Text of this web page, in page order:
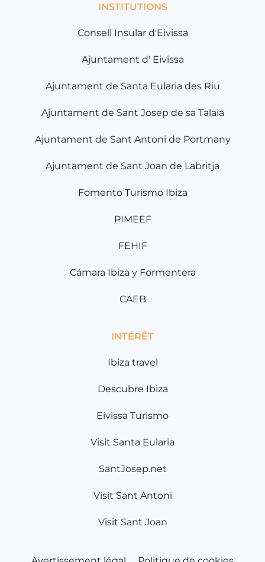
INSTITUTIONS
Consell Insular d'Eivissa
Ajuntament d' Eivissa
Ajuntament de Santa Eularia des Riu
Ajuntament de Sant Josep de sa Talaia
Ajuntament de Sant Antoni de Portmany
Ajuntament de Sant Joan de Labritja
Fomento Turismo Ibiza
PIMEEF
FEHIF
Cámara Ibiza y Formentera
CAEB
INTÉRÊT
Ibiza travel
Descubre Ibiza
Eivissa Turismo
Visit Santa Eularia
SantJosep.net
Visit Sant Antoni
Visit Sant Joan